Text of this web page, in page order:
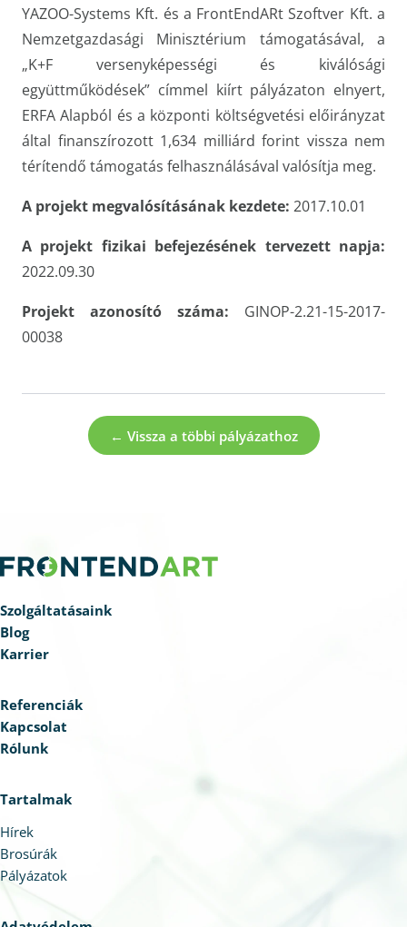
YAZOO-Systems Kft. és a FrontEndARt Szoftver Kft. a
Nemzetgazdasági Minisztérium támogatásával, a
„K+F versenyképességi és kiválósági
együttműködések” címmel kiírt pályázaton elnyert,
ERFA Alapból és a központi költségvetési előirányzat
által finanszírozott 1,634 milliárd forint vissza nem
térítendő támogatás felhasználásával valósítja meg.
A projekt megvalósításának kezdete: 2017.10.01
A projekt fizikai befejezésének tervezett napja:
2022.09.30
Projekt azonosító száma: GINOP-2.21-15-2017-
00038
← Vissza a többi pályázathoz
Szolgáltatásaink
Blog
Karrier
Referenciák
Kapcsolat
Rólunk
Tartalmak
Hírek
Brosúrák
Pályázatok